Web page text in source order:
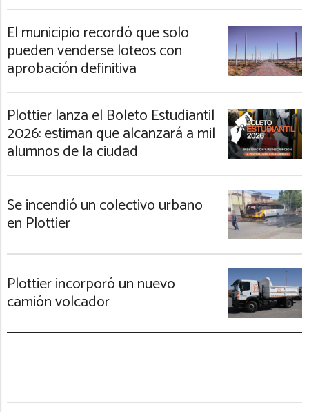
El municipio recordó que solo
pueden venderse loteos con
aprobación definitiva
Plottier lanza el Boleto Estudiantil
2026: estiman que alcanzará a mil
alumnos de la ciudad
Se incendió un colectivo urbano
en Plottier
Plottier incorporó un nuevo
camión volcador